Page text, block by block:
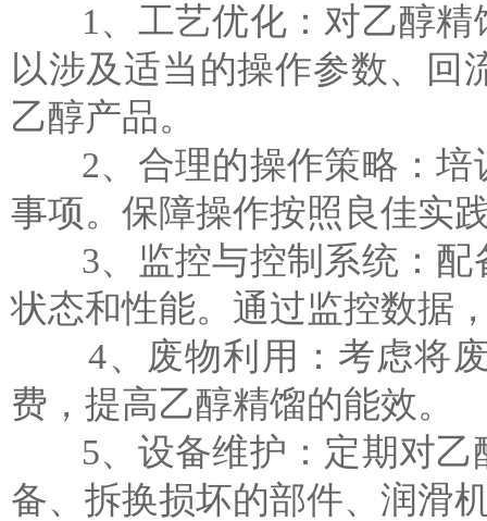
1、工艺优化：对乙醇精
以涉及适当的操作参数、回
乙醇产品。
2、合理的操作策略：培
事项。保障操作按照良佳实
3、监控与控制系统：配
状态和性能。通过监控数据
4、废物利用：考虑将废
费，提高乙醇精馏的能效。
5、设备维护：定期对乙
备、拆换损坏的部件、润滑